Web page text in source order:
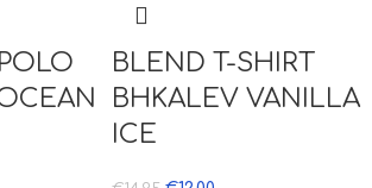
BLEND T-SHIRT
BHKALEV VANILLA
ICE